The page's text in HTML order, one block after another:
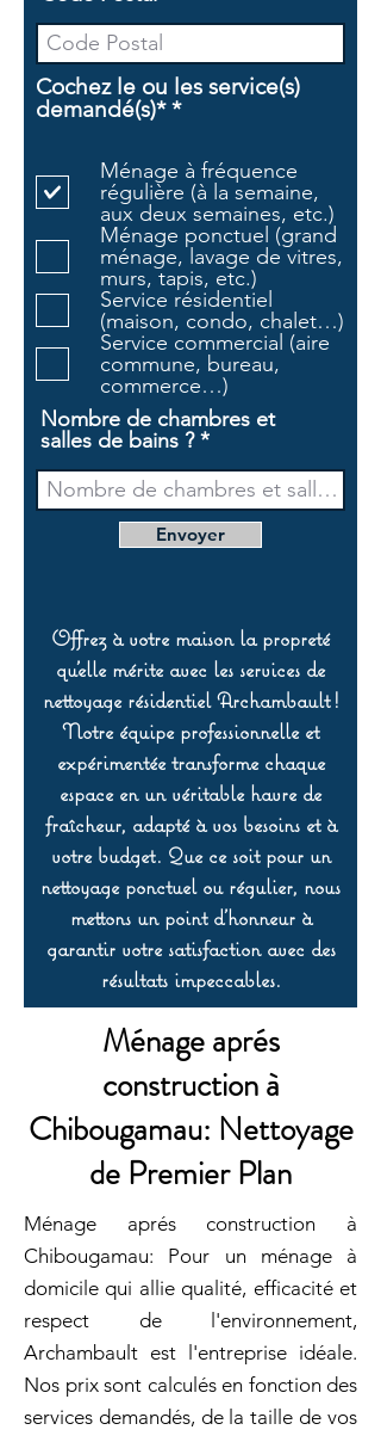
Cochez le ou les service(s)
demandé(s)* *O
g
a
t
o
i
r
e
Ménage à fréquence
régulière (à la semaine,
aux deux semaines, etc.)
Ménage ponctuel (grand
ménage, lavage de vitres,
murs, tapis, etc.)
Service résidentiel
(maison, condo, chalet…)
Service commercial (aire
commune, bureau,
commerce…)
Nombre de chambres et
salles de bains ?
Envoyer
Offrez à votre maison la propreté
qu’elle mérite avec les services de
nettoyage résidentiel Archambault !
Notre équipe professionnelle et
expérimentée transforme chaque
espace en un véritable havre de
fraîcheur, adapté à vos besoins et à
votre budget. Que ce soit pour un
nettoyage ponctuel ou régulier, nous
mettons un point d’honneur à
garantir votre satisfaction avec des
résultats impeccables.
Ménage aprés
construction à
Chibougamau: Nettoyage
de Premier Plan
Ménage aprés construction à
Chibougamau: Pour un ménage à
domicile qui allie qualité, efficacité et
respect de l'environnement,
Archambault est l'entreprise idéale.
Nos prix sont calculés en fonction des
services demandés, de la taille de vos